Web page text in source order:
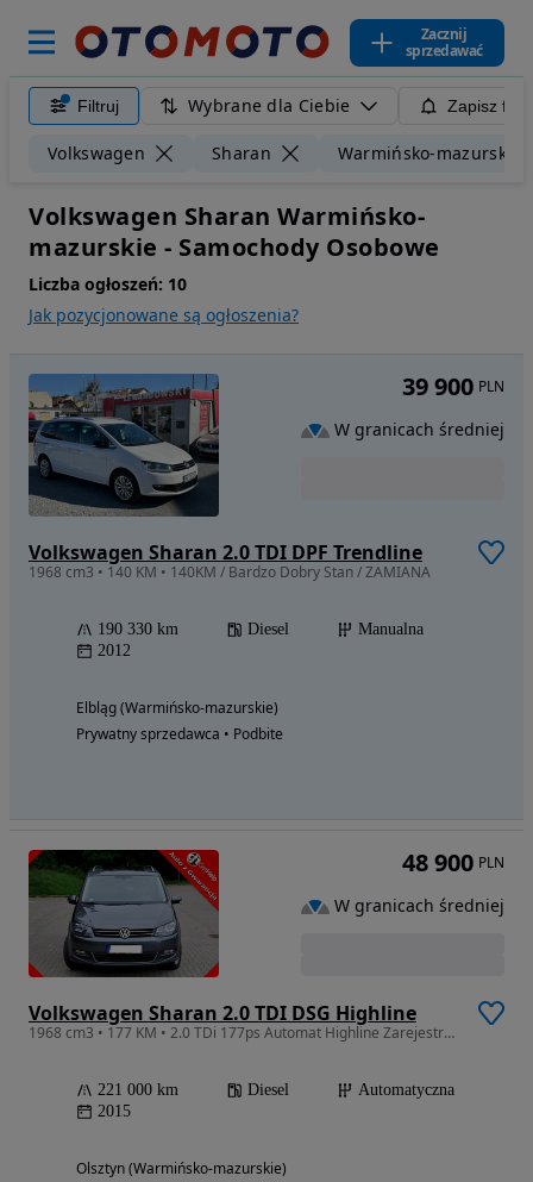
Zacznij
sprzedawać
Filtruj Wybrane dla Ciebie Zapisz
Volkswagen Sharan Warmińsko-mazurskie
Volkswagen Sharan Warmińsko-
mazurskie - Samochody Osobowe
Liczba ogłoszeń: 10
Jak pozycjonowane są ogłoszenia?
Volkswagen Sharan 2.0 TDI DPF Trendline
1968 cm3 • 140 KM • 140KM / Bardzo Dobry Stan / ZAMIANA
190 330 km Diesel
Manualna
2012
Elbląg (Warmińsko-mazurskie)
Prywatny sprzedawca • Podbite
39 900 PLN
W granicach średniej
Volkswagen Sharan 2.0 TDI DSG Highline
1968 cm3 • 177 KM • 2.0 TDi 177ps Automat Highline Zarejestrowany gwarancja
221 000 km Diesel
Automatyczna
2015
Olsztyn (Warmińsko-mazurskie)
48 900 PLN
W granicach średniej